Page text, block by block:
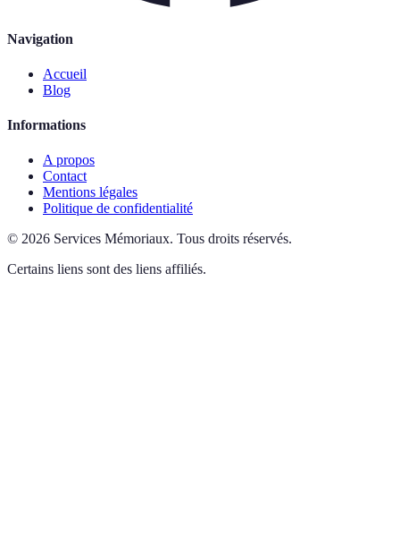
Navigation
Accueil
Blog
Informations
A propos
Contact
Mentions légales
Politique de confidentialité
© 2026 Services Mémoriaux. Tous droits réservés.
Certains liens sont des liens affiliés.